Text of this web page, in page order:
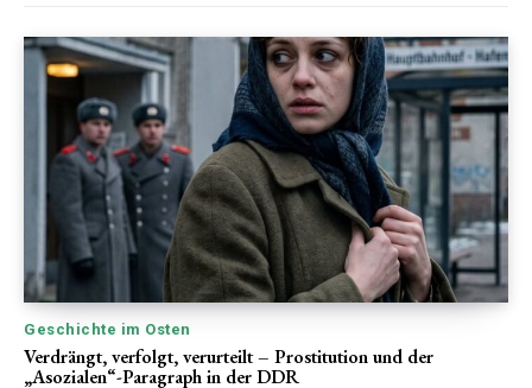
Geschichte im Osten
Verdrängt, verfolgt, verurteilt – Prostitution und der
„Asozialen“-Paragraph in der DDR